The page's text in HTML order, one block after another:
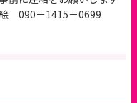
090－1415－0699